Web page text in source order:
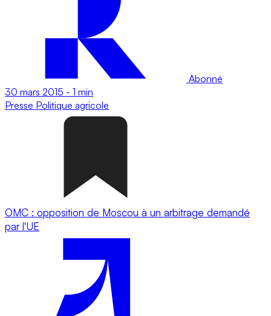
Abonné
30 mars 2015 - 1 min
Presse Politique agricole
OMC : opposition de Moscou à un arbitrage demandé
par l'UE